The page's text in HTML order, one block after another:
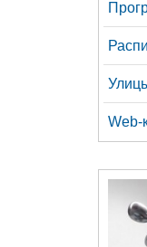
Web-